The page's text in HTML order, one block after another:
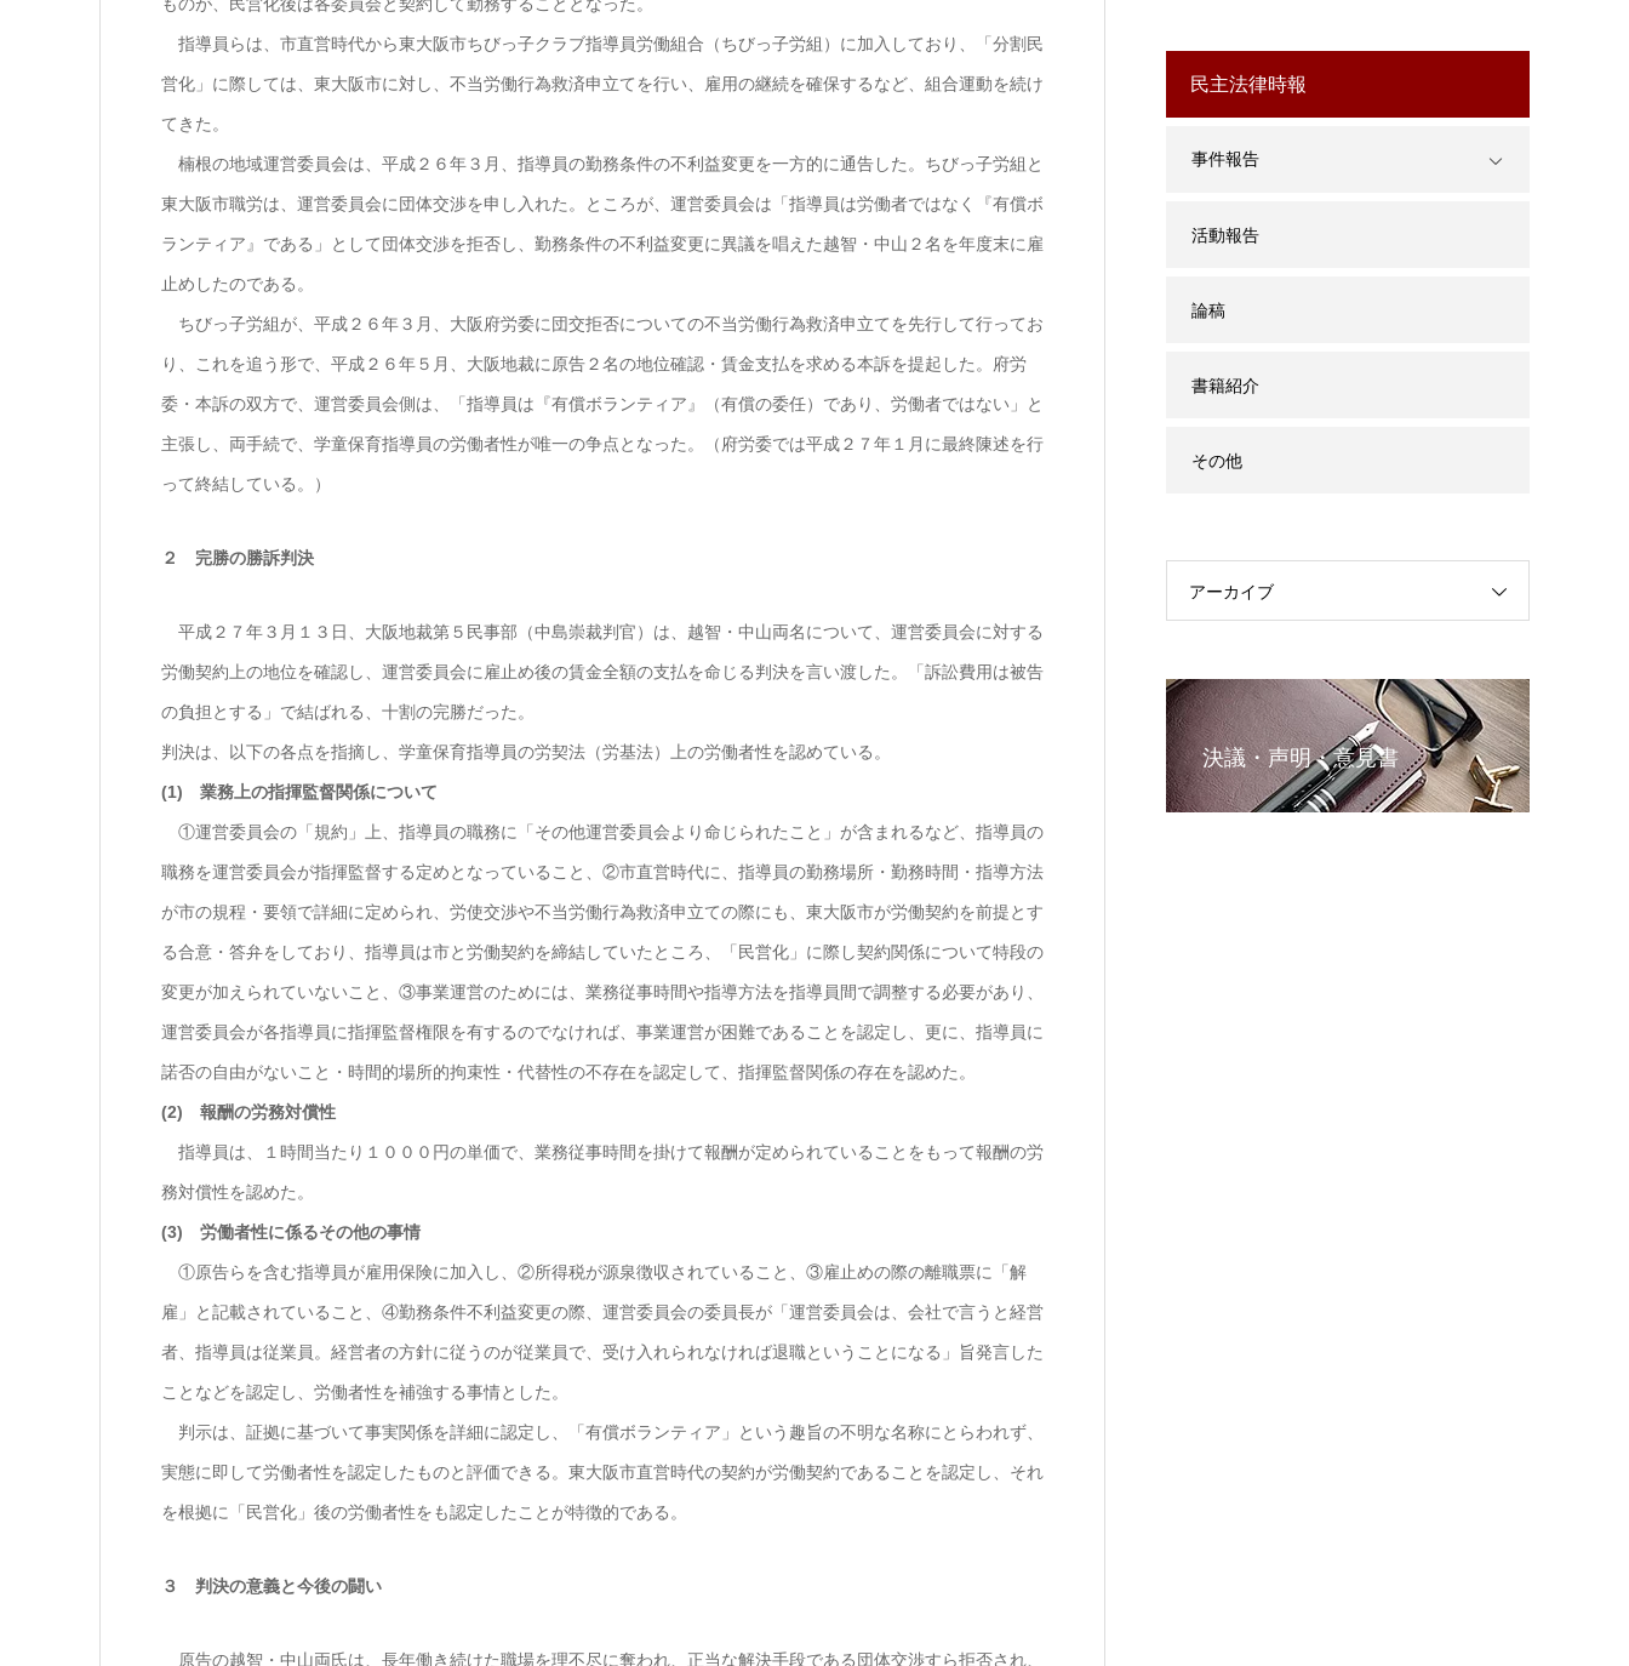
指導員らは、市直営時代から東大阪市ちびっ子クラブ指導員労働組合（ちびっ子労組）に加入しており、「分割民
営化」に際しては、東大阪市に対し、不当労働行為救済申立てを行い、雇用の継続を確保するなど、組合運動を続け
てきた。
楠根の地域運営委員会は、平成２６年３月、指導員の勤務条件の不利益変更を一方的に通告した。ちびっ子労組と
東大阪市職労は、運営委員会に団体交渉を申し入れた。ところが、運営委員会は「指導員は労働者ではなく『有償ボ
ランティア』である」として団体交渉を拒否し、勤務条件の不利益変更に異議を唱えた越智・中山２名を年度末に雇
止めしたのである。
ちびっ子労組が、平成２６年３月、大阪府労委に団交拒否についての不当労働行為救済申立てを先行して行ってお
り、これを追う形で、平成２６年５月、大阪地裁に原告２名の地位確認・賃金支払を求める本訴を提起した。府労
委・本訴の双方で、運営委員会側は、「指導員は『有償ボランティア』（有償の委任）であり、労働者ではない」と
主張し、両手続で、学童保育指導員の労働者性が唯一の争点となった。（府労委では平成２７年１月に最終陳述を行
って終結している。）
２ 完勝の勝訴判決
平成２７年３月１３日、大阪地裁第５民事部（中島崇裁判官）は、越智・中山両名について、運営委員会に対する
労働契約上の地位を確認し、運営委員会に雇止め後の賃金全額の支払を命じる判決を言い渡した。「訴訟費用は被告
の負担とする」で結ばれる、十割の完勝だった。
判決は、以下の各点を指摘し、学童保育指導員の労契法（労基法）上の労働者性を認めている。
(1) 業務上の指揮監督関係について
①運営委員会の「規約」上、指導員の職務に「その他運営委員会より命じられたこと」が含まれるなど、指導員の
職務を運営委員会が指揮監督する定めとなっていること、②市直営時代に、指導員の勤務場所・勤務時間・指導方法
が市の規程・要領で詳細に定められ、労使交渉や不当労働行為救済申立ての際にも、東大阪市が労働契約を前提とす
る合意・答弁をしており、指導員は市と労働契約を締結していたところ、「民営化」に際し契約関係について特段の
変更が加えられていないこと、③事業運営のためには、業務従事時間や指導方法を指導員間で調整する必要があり、
運営委員会が各指導員に指揮監督権限を有するのでなければ、事業運営が困難であることを認定し、更に、指導員に
諾否の自由がないこと・時間的場所的拘束性・代替性の不存在を認定して、指揮監督関係の存在を認めた。
(2) 報酬の労務対償性
指導員は、１時間当たり１０００円の単価で、業務従事時間を掛けて報酬が定められていることをもって報酬の労
務対償性を認めた。
(3) 労働者性に係るその他の事情
①原告らを含む指導員が雇用保険に加入し、②所得税が源泉徴収されていること、③雇止めの際の離職票に「解
雇」と記載されていること、④勤務条件不利益変更の際、運営委員会の委員長が「運営委員会は、会社で言うと経営
者、指導員は従業員。経営者の方針に従うのが従業員で、受け入れられなければ退職ということになる」旨発言した
ことなどを認定し、労働者性を補強する事情とした。
判示は、証拠に基づいて事実関係を詳細に認定し、「有償ボランティア」という趣旨の不明な名称にとらわれず、
実態に即して労働者性を認定したものと評価できる。東大阪市直営時代の契約が労働契約であることを認定し、それ
を根拠に「民営化」後の労働者性をも認定したことが特徴的である。
３ 判決の意義と今後の闘い
原告の越智・中山両氏は、長年働き続けた職場を理不尽に奪われ、正当な解決手段である団体交渉すら拒否され、
民主法律時報
事件報告
活動報告
論稿
書籍紹介
その他
アーカイブ
決議・声明・意見書